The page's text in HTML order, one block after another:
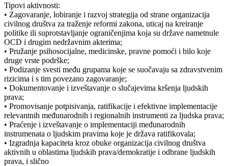
Tipovi aktivnosti:
• Zagovaranje, lobiranje i razvoj strategija od strane organizacija
civilnog društva za traženje reformi zakona, uticaj na kreiranje
politike ili suprotstavljanje ograničenjima koja su države nametnule
OCD i drugim nedržavnim akterima;
• Pružanje psihosocijalne, medicinske, pravne pomoći i bilo koje
druge vrste podrške;
• Podizanje svesti među grupama koje se suočavaju sa zdravstvenim
rizicima i s tim povezano zagovaranje;
• Dokumentovanje i izveštavanje o slučajevima kršenja ljudskih
prava;
• Promovisanje potpisivanja, ratifikacije i efektivne implementacije
relevantnih međunarodnih i regionalnih instrumenti za ljudska prava;
• Praćenje i izveštavanje o implementaciji međunarodnih
instrumenata o ljudskim pravima koje je država ratifikovala;
• Izgradnja kapaciteta kroz obuke organizacija civilnog društva
aktivnih u oblastima ljudskih prava/demokratije i odbrane ljudskih
prava, i slično